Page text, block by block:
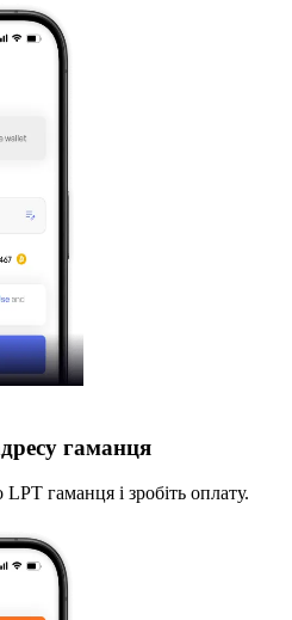
гаманця
гаманця і зробіть оплату.